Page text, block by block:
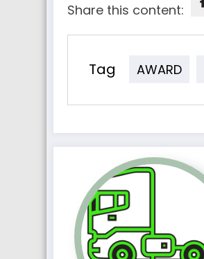
Share this content:
Tag AWARD